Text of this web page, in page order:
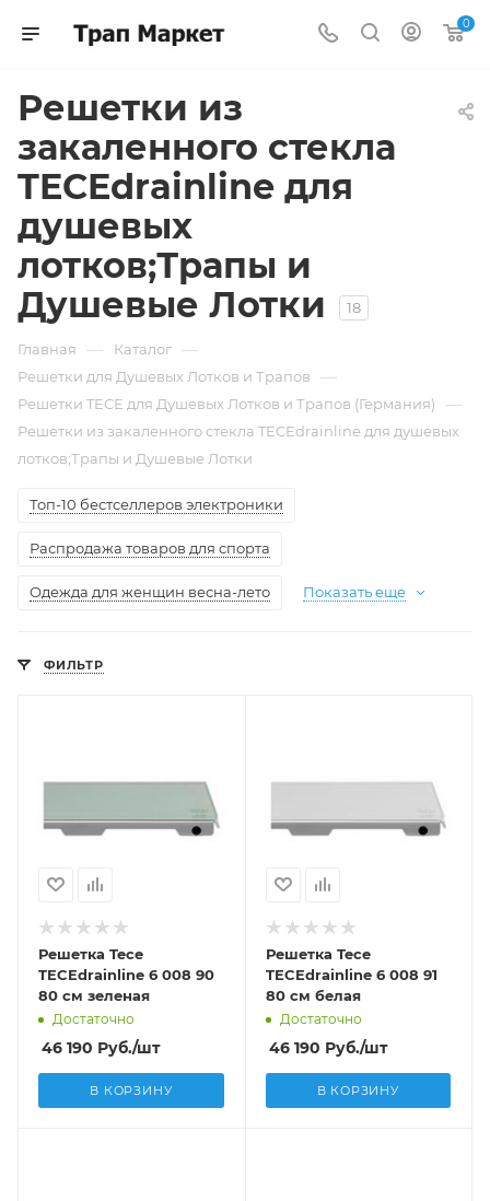
0
Решетки из
закаленного стекла
TECEdrainline для
душевых
лотков;Трапы и
Душевые Лотки
18
Главная — Каталог —
Решетки для Душевых Лотков и Трапов —
Решетки TECE для Душевых Лотков и Трапов (Германия) —
Решетки из закаленного стекла TECEdrainline для душевых
лотков;Трапы и Душевые Лотки
Топ-10 бестселлеров электроники
Распродажа товаров для спорта
Одежда для женщин весна-лето Показать еще
ФИЛЬТР
Решетка Tece
TECEdrainline 6 008 90
80 см зеленая
Достаточно
46 190 Руб./шт
В КОРЗИНУ
Решетка Tece
TECEdrainline 6 008 91
80 см белая
Достаточно
46 190 Руб./шт
В КОРЗИНУ